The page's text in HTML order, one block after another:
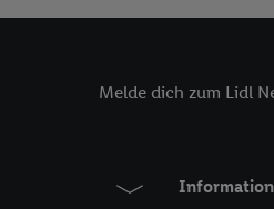
Melde dich zum Lidl
Unter „Anpassen“
schlagwortartig benannten
der Sicherheit,
verschiedener Endgeräte,